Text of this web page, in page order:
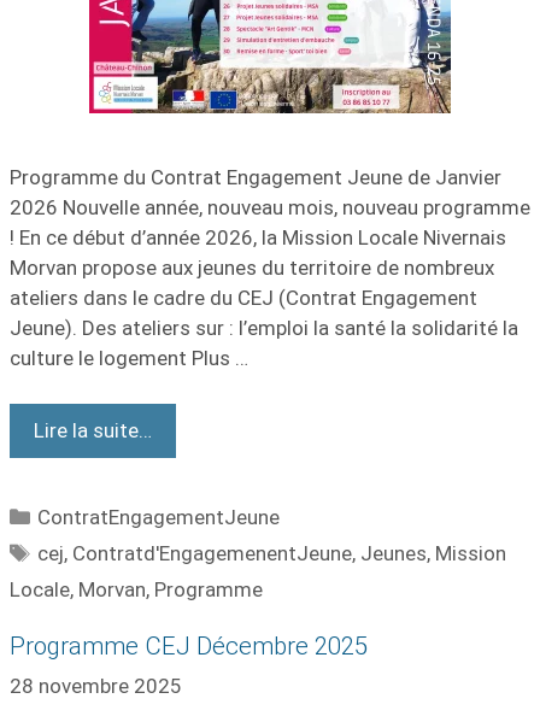
Programme du Contrat Engagement Jeune de Janvier
2026 Nouvelle année, nouveau mois, nouveau programme
! En ce début d’année 2026, la Mission Locale Nivernais
Morvan propose aux jeunes du territoire de nombreux
ateliers dans le cadre du CEJ (Contrat Engagement
Jeune). Des ateliers sur : l’emploi la santé la solidarité la
culture le logement Plus …
Lire la suite…
ContratEngagementJeune
cej, Contratd'EngagemenentJeune, Jeunes, Mission
Locale, Morvan, Programme
Programme CEJ Décembre 2025
28 novembre 2025